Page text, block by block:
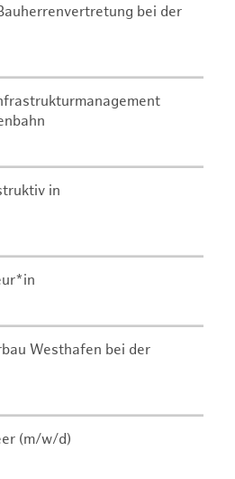
bei der
in
Westhafen bei der
(m/w/d)